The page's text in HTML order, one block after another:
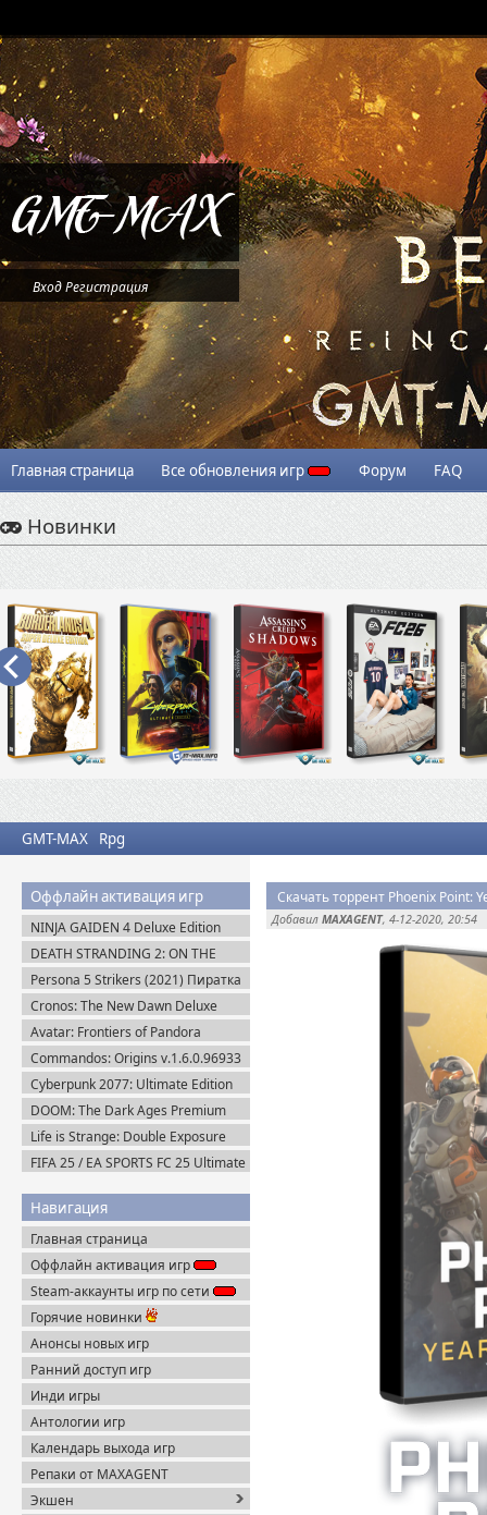
ВходРегистрация
Главная страница Все обновления игр Форум FAQ
Новинки
GMT-MAX Rpg
Оффлайн активация игр
NINJA GAIDEN 4 Deluxe Edition
v.1.0.4.0 (2025) Portable
DEATH STRANDING 2: ON THE
BEACH на PC / ПК v.1.10.89.0
(2026) Пиратка
Persona 5 Strikers (2021) Пиратка
Cronos: The New Dawn Deluxe
Edition v.1.4.0.0 (2025) Пиратка
Avatar: Frontiers of Pandora
Complete Edition (2023) Пиратка
Commandos: Origins v.1.6.0.96933
+ Все DLC (2025) Пиратка
Cyberpunk 2077: Ultimate Edition
v.2.31a + Все DLC (2025) Portable
DOOM: The Dark Ages Premium
Edition + Все DLC (2025) Пиратка
Life is Strange: Double Exposure
(2024) Пиратка
FIFA 25 / EA SPORTS FC 25 Ultimate
Навигация
Главная страница
Оффлайн активация игр
Steam-аккаунты игр по сети
Горячие новинки
Анонсы новых игр
Ранний доступ игр
Инди игры
Антологии игр
Календарь выхода игр
Репаки от MAXAGENT
Экшен
Скачать торрент Phoenix Point:
Добавил MAXAGENT, 4-12-2020, 20:54